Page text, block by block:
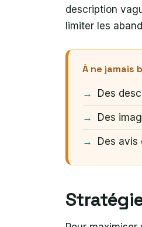
description
limiter les
À ne jamais
Des
Des
Des